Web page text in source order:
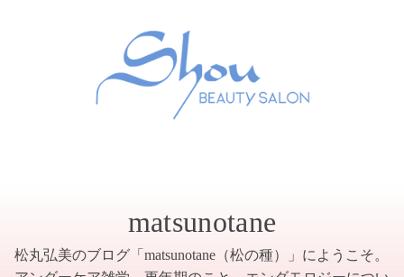
matsunotane
松丸弘美のブログ「matsunotane（松の種）」にようこそ。